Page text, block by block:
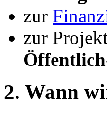
zur
zur
2. Wann